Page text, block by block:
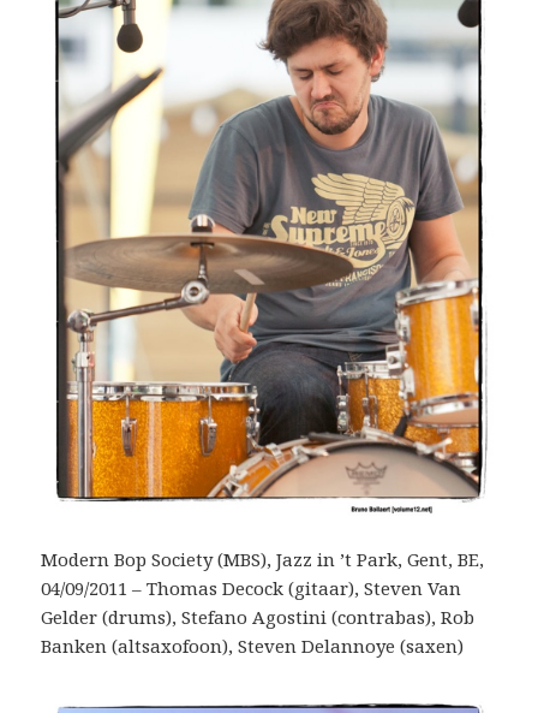
Modern Bop Society (MBS), Jazz in ’t Park, Gent, BE,
04/09/2011 – Thomas Decock (gitaar), Steven Van
Gelder (drums), Stefano Agostini (contrabas), Rob
Banken (altsaxofoon), Steven Delannoye (saxen)